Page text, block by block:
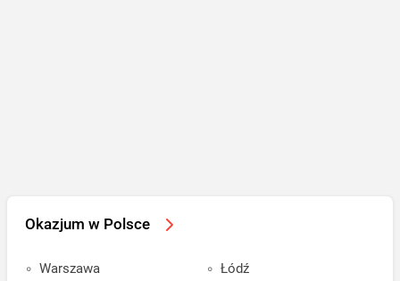
Okazjum w Polsce
Warszawa
Łódź